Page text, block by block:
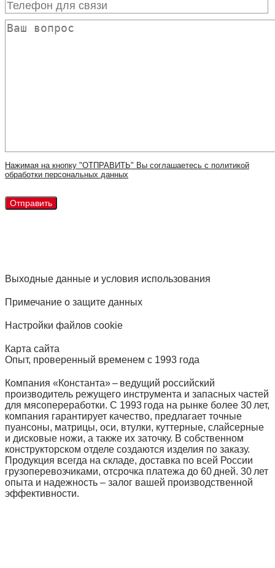
Нажимая на кнопку "ОТПРАВИТЬ" Вы соглашаетесь с политикой
обработки персональных данных
Выходные данные и условия использования
Примечание о защите данных
Настройки файлов cookie
Карта сайта
Опыт, проверенный временем с 1993 года
Компания «Константа» – ведущий российский
производитель режущего инструмента и запасных частей
для мясопереработки. С 1993 года на рынке более 30 лет,
компания гарантирует качество, предлагает точные
пуансоны, матрицы, оси, втулки, куттерные, слайсерные
и дисковые ножи, а также их заточку. В собственном
конструкторском отделе создаются изделия по заказу.
Продукция всегда на складе, доставка по всей России
грузоперевозчиками, отсрочка платежа до 60 дней. 30 лет
опыта и надежность – залог вашей производственной
эффективности.